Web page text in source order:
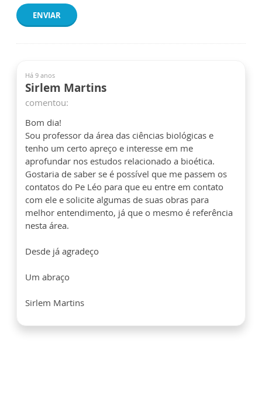
ENVIAR
Há 9 anos
Sirlem Martins
comentou:
Bom dia!
Sou professor da área das ciências biológicas e
tenho um certo apreço e interesse em me
aprofundar nos estudos relacionado a bioética.
Gostaria de saber se é possível que me passem os
contatos do Pe Léo para que eu entre em contato
com ele e solicite algumas de suas obras para
melhor entendimento, já que o mesmo é referência
nesta área.
Desde já agradeço
Um abraço
Sirlem Martins